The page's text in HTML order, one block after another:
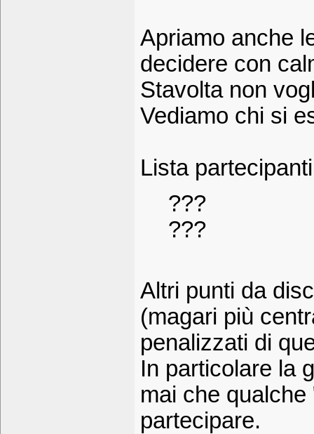
Apriamo anche
decidere con
Stavolta non
Vediamo chi si
Lista
???
???
Altri punti da
(magari più
penalizzati di
In particolare la
mai che
partecipare.